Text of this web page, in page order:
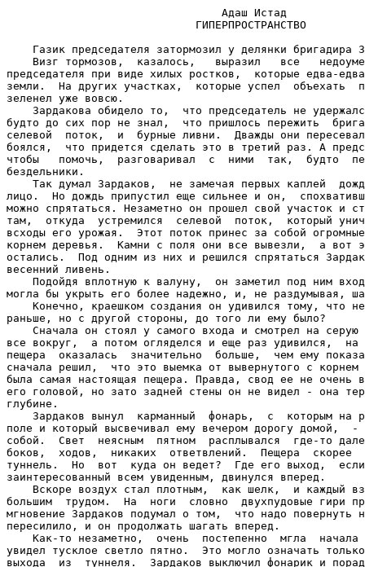
                                 Адаш Истад
                             ГИПЕРПРОСТРАНСТВО

    Газик председателя затормозил у делянки бригадира Зардакова.
    Визг тормозов,  казалось,   выразил   все   недоумение   и   возмущение
председателя при виде хилых ростков,  которые едва-едва проклюнулись из-под
земли.  На других участках,  которые успел  объехать  председатель,  хлопок
зеленел уже вовсю.
    Зардакова обидело то,  что председатель не удержался от замечания,  как
будто до сих пор не знал,  что пришлось пережить  бригаде  этой  весной.  И
селевой  поток,  и  бурные ливни.  Дважды они пересевали хлопок,  и он даже
боялся,  что придется сделать это в третий раз. А председатель вместо того,
чтобы   помочь,  разговаривал  с  ними  так,  будто  перед  ними  лентяи  и
бездельники.
    Так думал Зардаков,  не замечая первых каплей  дождя,  упавших  ему  на
лицо.  Но дождь припустил еще сильнее и он,  спохватившись,  оглянулся, где
можно спрятаться. Незаметно он прошел свой участок и стоял у подножия горы,
там,  откуда  устремился  селевой  поток,  который уничтожил первые дружные
всходы его урожая.  Этот поток принес за собой огромные валуны,  вывернул с
корнем деревья.  Камни с поля они все вывезли,  а вот эти,  у подножия горы
остались.  Под одним из них и решился спрятаться Зардаков,  чтобы переждать
весенний ливень.
    Подойдя вплотную к валуну,  он заметил под ним вход в пещерку,  которая
могла бы укрыть его более надежно, и, не раздумывая, шагнул вперед.
    Конечно, краешком создания он удивился тому, что не замечал этой пещеры
раньше, но с другой стороны, до того ли ему было?
    Сначала он стоял у самого входа и смотрел на серую пелену,  закрывавшую
все вокруг,  а потом огляделся и еще раз удивился,  на этот раз  тому,  что
пещера  оказалась  значительно  больше,  чем ему показалось вначале.  Он-то
сначала решил,  что это выемка от вывернутого с корнем дерева. Но перед ним
была самая настоящая пещера. Правда, свод ее не очень высоко поднимался над
его головой, но зато задней стены он не видел - она терялась где-то в самой
глубине.
    Зардаков вынул  карманный  фонарь,  с  которым на рассвете обходил свое
поле и который высвечивал ему вечером дорогу домой,  - и провел лучом перед
собой.  Свет  неясным  пятном  расплывался  где-то далеко впереди.  Никаких
боков,  ходов,  никаких  ответвлений.  Пещера  скорее  напоминала  какой-то
туннель.  Но  вот  куда он ведет?  Где его выход,  если он есть?  Зардаков,
заинтересованный всем увиденным, двинулся вперед.
    Вскоре воздух стал плотным,  как шелк,  и каждый вздох давался  со  все
большим  трудом.  На  ноги  словно  двухпудовые гири привязали.  В какое-то
мгновение Зардаков подумал о том,  что надо повернуть назад, но любопытство
пересилило, и он продолжать шагать вперед.
    Как-то незаметно,  очень  постепенно  мгла  начала  высветляться,  и он
увидел тусклое светло пятно.  Это могло означать только одно:  он дошел  до
выхода  из  туннеля.  Зардаков выключил фонарик и порадовался тому,  что не
испугался и не повернул назад.
    Опять стало легче дышать,  воздух был уже не таким плотным, но все тело
ныло  и  болело,  когда  он выбрался наружу,  словно ему пришлось перенести
какую-то неслыханную тяжесть.
    Место, куда он  вышел,  чем-то  напоминало  то,  где  располагался  его
участок.  С одной стороны - гора,  а дальше - степь. И в то же время чем-то
неуловимо она отличалась от того места,  которое он покинул. Какой-то своей
особенной чистотой что ли или покоем...
    Чувствуя, что  ноги  его  подкашиваются  от усталости,  Зардаков сел на
белый плоский камень,  стоявший неподалеку от выхода. Сердце его колотилось
и  даже  как  будто покалывало,  одежда вымокла и прилипала к телу.  Руки и
ноги,  как ватные от слабости. К тому же, он стер пятку кирзовыми сапогами.
И Зардаков разулся, чтобы дать ногам отдых.
    Встав босыми  ногами  на землю,  он пошевелил пальцами,  и вдруг замер.
Какая-то теплая,  сильная волна поднималась от земли по его ногам. Все выше
и   выше.  И  эта  неизвестная  сила  заставляла  забыть  об  усталости,  о
головокружении - все это отступило.  А теплая волна поднималась все выше  и
выше, заполняя каждую клеточку его тела.
    От прилива  неизвестной  ему  энергии  Зардаков  уже  не мог усидеть на
месте.  Он встал,  чувствуя,  какая чудесная сила разлилась по всему  телу:
кажется,  возьмись он за ствол, сможет выдернуть любое дерево с корнем, как
сказочный богатырь. От избытка чувств он засмеялся.
    Такой же прилив,  как волна,  прояснил и его мысли. То легкое смущение,
которое  он испытал при виде поднимавшегося над горизонтом солнца,  хотя он
вошел в пещеру после обеденного перерыва,  а значит,  солнце никак не могло
появиться  опять в этой стороне,  - отступило.  И в памяти сам собой всплыл
разговор с племянником - преподавателем физики,  который только в этом году
окончил физфак.
    - Писатели-фантасты,     -     говорил     племянник,    -    описывают
гиперпространство.  Они считают,  что оно существует на самом деле.  И быть
может,  в  том самом месте,  где сидим мы с вами,  сидят еще два человека и
беседуют о чем-то своем. Мы не слышим их разговора, а они не слышат нашего,
потому  что  мы находимся как бы в одном и том же месте в совершенно разных
плоскостях.
    - Как это?  - удивился Зардаков.  - Разве можно на один  стул  посадить
двух человек, чтобы они не мешали друг другу?
    - Да  не только на один стул.  И на вашем участке тоже может находиться
другой участок, еще даже больший, чем ваш. Сколько у вас гектаров?
    - Восемьдесят шесть, - ответил Зардаков.
    - Ну а на том участке  может  быть  186  или  даже  больше,  -  ответил
племянник, улыбаясь.
    С Зардаковым   можно  было  обсуждать  самые  фантастические  темы,  но
утверждать,  что у него есть неучтенная земля - это было ошибкой со стороны
племянника.
    - Знаешь,  что?  -  сердито  сказал Зардаков.  - Ко мне,  между прочим,
совсем  недавно  комиссия  приезжала  и  весь  мой  участок  до  последнего
сантиметра  перемерила.  А  я  обманом  никогда  не  занимался.  Мои волосы
побелели от работы, столько труда я вложил в наши поля, но ни кусочка земли
я не скрыл.  Зачем ты напраслину на своего родственника возводишь.  Услышат
люди, что скажут? Если племянник считает, что у его дяди есть земля...
    - Но я же не говорю, что эти 186 гектаров ваши.
    - А чьи же?
    - Кто его знает.  Может быть,  ничьи. А может быть, и наши, только надо
найти способ, как открыть их. Они существуют где-то там, в недоступном пока
для нас пространстве, постичь, как найти способ обнаружить их, могут только
физики.
    Зардаков, подумав над ответом, смягчился:
    - Хорошо,  пусть  так.  Но  ты все-таки объясни,  как на 86-ти гектарах
могут уместиться 186? - и хитро посмотрел на племянника, довольный тем, что
поймал его на явной ошибке.
    Но племянник стоял на своем.
    - Эти  плоскости  могут  располагаться  как  угодно по отношению друг к
другу. Ведь вас не удивляет, что пол и потолок не соприкасаются. А стены по
отношению к полу или потолку, как располагаются?
    - Ну,  это  ты  уж слишком,  - не соглашался Зардаков с племянником.  -
Чтобы поле,  как стенка у дома стояло? Пусть писатели-фантасты говорят, что
угодно,  но,  думаю,  что  эти  их  россказни  о гиперпространстве - чистое
пустословие.  Наши отцы и деды не видали ничего подобного,  думаю,  и мы не
увидим.
    - А  надо  бы!  -  отозвался племянник.  - Потому что земля нам как раз
очень нужна.

    Воспоминание об этом разговоре,  как вспышка молнии, промелькнуло в уме
Зардакова.   И   вывод   пришел  сам  собой:  "Вот  это  и  есть  то  самое
гиперпространство, о котором говорил мой племянник".
    Перед ним расстилалось бесконечное  поле  -  никому  не  принадлежащее,
никем  не учтенное и не подотчетное никому,  ни одной комиссии.  И земля на
этом поле была такая...  Зардаков еще раз помял комочек в руках - разве  ее
можно было сравнить с той, на которой работал он? Та будто выжженная, будто
умершая,  а эта полна живительной силы,  энергии,  которую  она  так  щедро
готова передать любому, кто дотронется до нее.
    И возвращаясь домой,  он все время чувствовал, как какая-то неотступная
мысль преследует его.
    Он вышел из пещеры,  оглядел свое поле,  свои  чахлые  ростки,  которые
никак не могли набрать силы,  потому что неоткуда было черпать ее, и понял,
что другого выхода у него нет.
    Если он засеет найденную таким странным образом землю,  то его бригада,
может быть,  сумеет выполнить план, в противном случае они окажутся в числе
отстающих,  чего с ним еще никогда не бывало.  Обида на председателя  опять
затуманила душу, и он решился.
    На следующий же день,  не говоря никому ни слова о чудесной находке, он
отправился на свое поле и посеял столько, сколько хватало сил. А сил у него
опять было столько, что на десятерых хватило бы.
    - Если я расскажу другим об этом поле,  то сюда прибегут ученые, начнут
замерять,  изучать,  высчитывать.  Сеять мне  здесь  хлопок  они,  конечно,
запретят. Им и в голову не придет, что от этого пострадает моя бригада. Так
почему я должен сообщать им о своей находке?  Если им надо, пусть сами ищут
свое  гиперпространство,  -  рассуждал  он,  пробираясь  по туннелю,  чтобы
посмотреть, не случилось ли чего за ночь с его полем.
    Он вышел из пещеры и остановился в  полном  изумлении.  Чудесная  сила,
которая не давала ему уставать во время работы, оказалась столь же щедрой и
к семенам.  К его приходу на новом поле поднялись ростки.  Они уже обогнали
те, что росли на его участке.
    - Если так дело пойдет,  то через несколько дней появятся коробочки!  -
воскликнул он, оглядывая поле.
    Он провел окучивание и ушел все с тем же ощущением бодрости.  Давно ему
не работалось так хорошо,  как в эти дни,  давно его руки и ноги не ощущали
радости от того, что прикасаются к земле.

    Вернувшись домой,  Зардаков до полуночи не МОР уснуть:  "Нет,  это надо
же!  - думал он,  переворачиваясь с боку на бок.  - Подумать только,  какая
удача. Как будто нарочно".
    На следующ